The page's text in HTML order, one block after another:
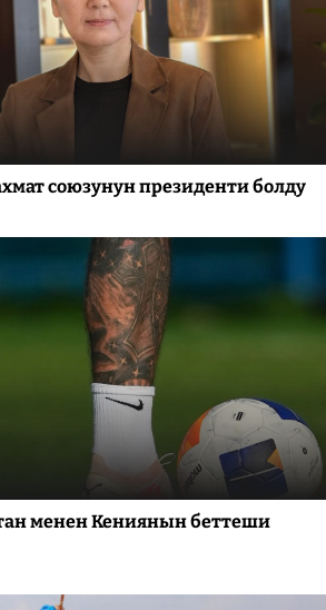
союзунун президенти болду
менен Кениянын беттеши